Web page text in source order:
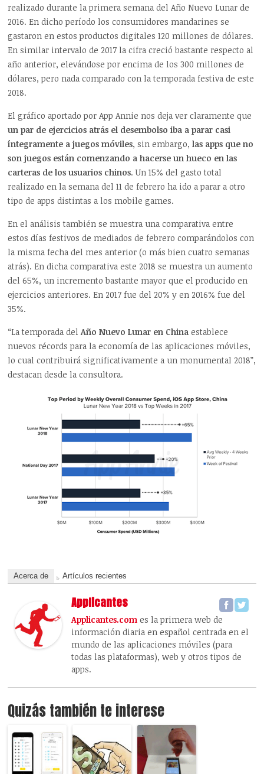
realizado durante la primera semana del Año Nuevo Lunar de
2016. En dicho período los consumidores mandarines se
gastaron en estos productos digitales 120 millones de dólares.
En similar intervalo de 2017 la cifra creció bastante respecto al
año anterior, elevándose por encima de los 300 millones de
dólares, pero nada comparado con la temporada festiva de este
2018.
El gráfico aportado por App Annie nos deja ver claramente que
un par de ejercicios atrás el desembolso iba a parar casi
íntegramente a juegos móviles, sin embargo,las apps que no
son juegos están comenzando a hacerse un hueco en las
carteras de los usuarios chinos. Un 15% del gasto total
realizado en la semana del 11 de febrero ha ido a parar a otro
tipo de apps distintas a los mobile games.
En el análisis también se muestra una comparativa entre
estos días festivos de mediados de febrero comparándolos con
la misma fecha del mes anterior (o más bien cuatro semanas
atrás). En dicha comparativa este 2018 se muestra un aumento
del 65%, un incremento bastante mayor que el producido en
ejercicios anteriores. En 2017 fue del 20% y en 2016% fue del
35%.
“La temporada del Año Nuevo Lunar en China establece
nuevos récords para la economía de las aplicaciones móviles,
lo cual contribuirá significativamente a un monumental 2018”,
destacan desde la consultora.
Acerca de Artículos recientes
Applicantes
Applicantes.com es la primera web de
información diaria en español centrada en el
mundo de las aplicaciones móviles (para
todas las plataformas), web y otros tipos de
apps.
Quizás también te interese